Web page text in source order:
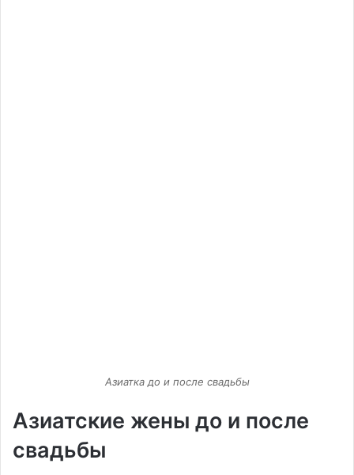
Азиатка до и после свадьбы
Азиатские жены до и после
свадьбы